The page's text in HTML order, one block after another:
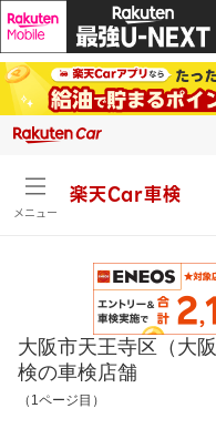
メニュー
楽天Car車検
大阪市天王寺区（大
検の車検店舗
（1ページ目）